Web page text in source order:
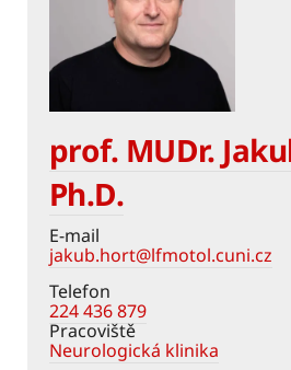
prof. MUDr.
Ph.D.
E-mail
jakub.hort@lfmotol.cuni.cz
Telefon
224 436 879
Pracoviště
Neurologická klinika